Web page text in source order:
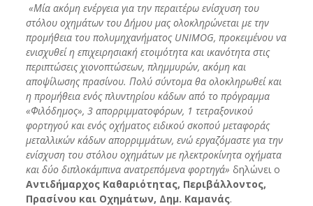
«Μία ακόμη ενέργεια για την περαιτέρω ενίσχυση του
στόλου οχημάτων του Δήμου μας ολοκληρώνεται με την
προμήθεια του πολυμηχανήματος UNIMOG, προκειμένου να
ενισχυθεί η επιχειρησιακή ετοιμότητα και ικανότητα στις
περιπτώσεις χιονοπτώσεων, πλημμυρών, ακόμη και
αποψίλωσης πρασίνου. Πολύ σύντομα θα ολοκληρωθεί και
η προμήθεια ενός πλυντηρίου κάδων από το πρόγραμμα
«Φιλόδημος», 3 απορριμματοφόρων, 1 τετραξονικού
φορτηγού και ενός οχήματος ειδικού σκοπού μεταφοράς
μεταλλικών κάδων απορριμμάτων, ενώ εργαζόμαστε για την
ενίσχυση του στόλου οχημάτων με ηλεκτροκίνητα οχήματα
και δύο διπλοκάμπινα ανατρεπόμενα φορτηγά» δηλώνει ο
Αντιδήμαρχος Καθαριότητας, Περιβάλλοντος,
Πρασίνου και Οχημάτων, Δημ. Καμανάς.